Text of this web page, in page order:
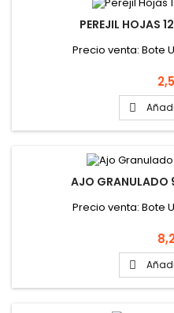
PEREJIL HOJAS
Precio venta: Bote

AJO GRANULADO
Precio venta: Bote
